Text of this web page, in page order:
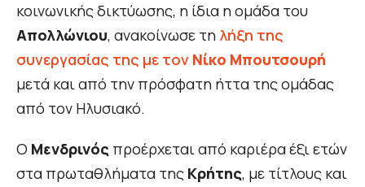
κοινωνικής δικτύωσης, η ίδια η ομάδα του
Απολλώνιου, ανακοίνωσε τη λήξη της
συνεργασίας της με τον Νίκο Μπουτσουρή
μετά και από την πρόσφατη ήττα της ομάδας
από τον Ηλυσιακό.
Ο Μενδρινός προέρχεται από καριέρα έξι ετών
στα πρωταθλήματα της Κρήτης, με τίτλους και